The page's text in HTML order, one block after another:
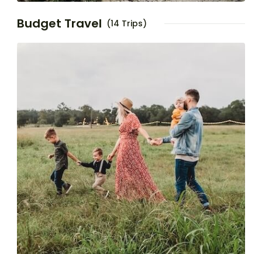
Budget Travel (14 Trips)